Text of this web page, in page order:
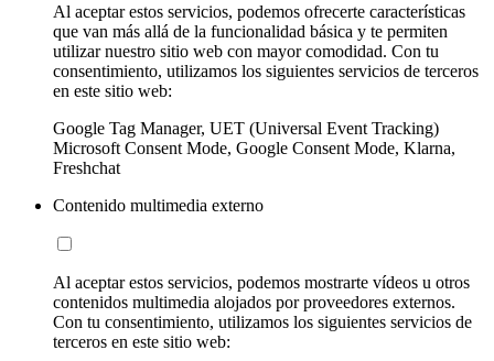
Al aceptar estos servicios, podemos ofrecerte características
que van más allá de la funcionalidad básica y te permiten
utilizar nuestro sitio web con mayor comodidad. Con tu
consentimiento, utilizamos los siguientes servicios de terceros
en este sitio web:
Google Tag Manager, UET (Universal Event Tracking)
Microsoft Consent Mode, Google Consent Mode, Klarna,
Freshchat
Contenido multimedia externo
Al aceptar estos servicios, podemos mostrarte vídeos u otros
contenidos multimedia alojados por proveedores externos.
Con tu consentimiento, utilizamos los siguientes servicios de
terceros en este sitio web: